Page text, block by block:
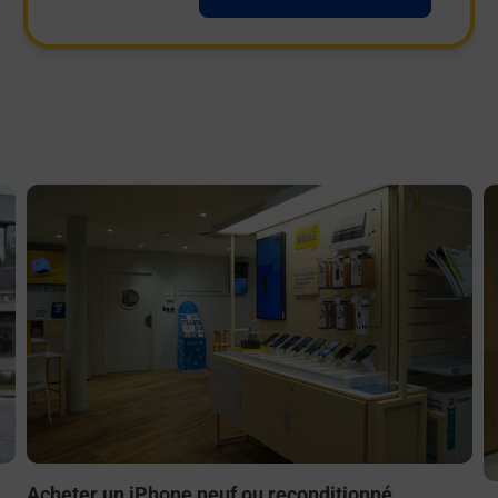
En savoir plus